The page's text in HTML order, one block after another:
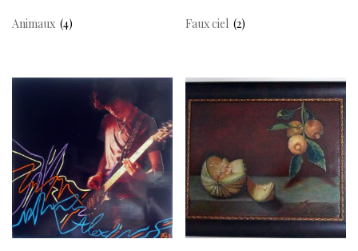
Animaux (4) Faux ciel (2)